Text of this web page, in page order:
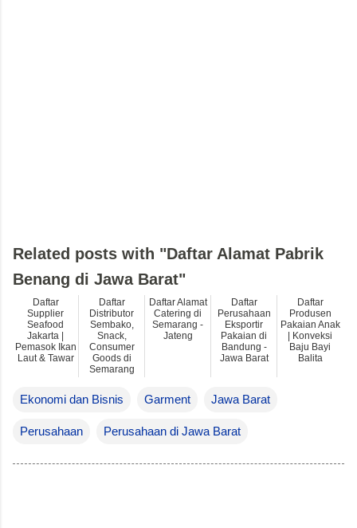
Ekonomi dan Bisnis Garment Jawa Barat
Perusahaan Perusahaan di Jawa Barat
Related posts with "Daftar Alamat Pabrik
Benang di Jawa Barat"
Daftar
Supplier
Seafood
Jakarta |
Pemasok Ikan
Laut & Tawar
Daftar
Distributor
Sembako,
Snack,
Consumer
Goods di
Semarang
Daftar Alamat
Catering di
Semarang -
Jateng
Daftar
Perusahaan
Eksportir
Pakaian di
Bandung -
Jawa Barat
Daftar
Produsen
Pakaian Anak
| Konveksi
Baju Bayi
Balita